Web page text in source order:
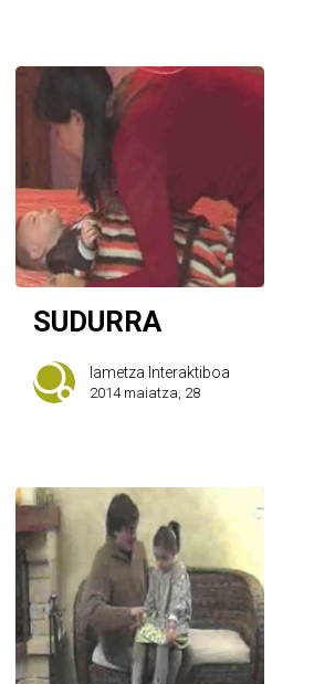
SUDURRA
Iametza Interaktiboa
2014 maiatza, 28